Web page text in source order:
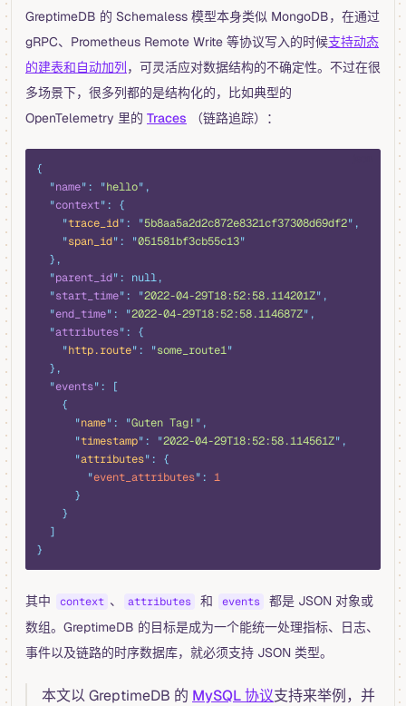
GreptimeDB 的 Schemaless 模型本身类似 MongoDB，在通过
gRPC、Prometheus Remote Write 等协议写入的时候支持动态
的建表和自动加列，可灵活应对数据结构的不确定性。不过在很
多场景下，很多列都的是结构化的，比如典型的
OpenTelemetry 里的 Traces （链路追踪）：
{
  "
name" : "hello" ,
  "
context" :
{
    "
trace_id" : "5b8aa5a2d2c872e8321cf37308d69df2" ,
    "
span_id" : "051581bf3cb55c13"
  },
  "
parent_id" :
null,
  "
start_time" : "2022-04-29T18:52:58.114201Z" ,
  "
end_time" : "2022-04-29T18:52:58.114687Z" ,
  "
attributes" :
{
    "
http.route" : "some_route1"
  },
  "
events" :
[
    {
      "
name" : "Guten Tag! " ,
      "
timestamp" : "2022-04-29T18:52:58.114561Z" ,
      "
attributes" :
{
        "
event_attributes" : 1
      }
    }
  ]
}
其中 context 、 attributes 和 events
都是 JSON 对象或
数组。GreptimeDB 的目标是成为一个能统一处理指标、日志、
事件以及链路的时序数据库，就必须支持 JSON 类型。
本文以 GreptimeDB 的 MySQL 协议支持来举例，并